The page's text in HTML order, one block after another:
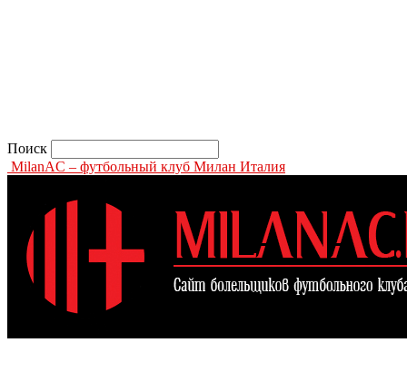
Поиск
MilanAC – футбольный клуб Милан Италия